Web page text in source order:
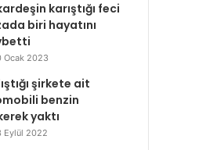
karıştığı feci
biri hayatını
Ocak 2023
şirkete ait
benzin
yaktı
Eylül 2022